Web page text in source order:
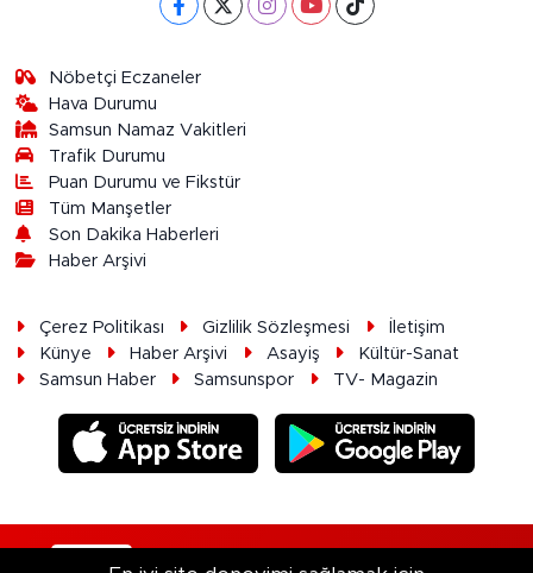
Nöbetçi Eczaneler
Hava Durumu
Samsun Namaz Vakitleri
Trafik Durumu
Puan Durumu ve Fikstür
Tüm Manşetler
Son Dakika Haberleri
Haber Arşivi
Çerez Politikası Gizlilik Sözleşmesi
İletişim
Künye
Haber Arşivi Asayiş
Kültür-Sanat
Samsun Haber
Samsunspor TV- Magazin
RSS Copyright © 2026. Her hakkı saklıdır.